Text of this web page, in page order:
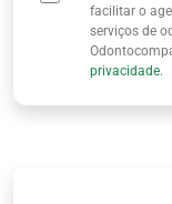
facilitar o
serviços de
privacidade.